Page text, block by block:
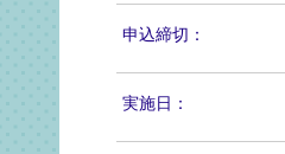
申込締切：
実施日：